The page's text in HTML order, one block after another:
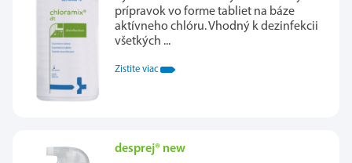
prípravok vo forme tabliet na báze
aktívneho chlóru. Vhodný k dezinfekcii
všetkých ...
Zistite viac
desprej® new